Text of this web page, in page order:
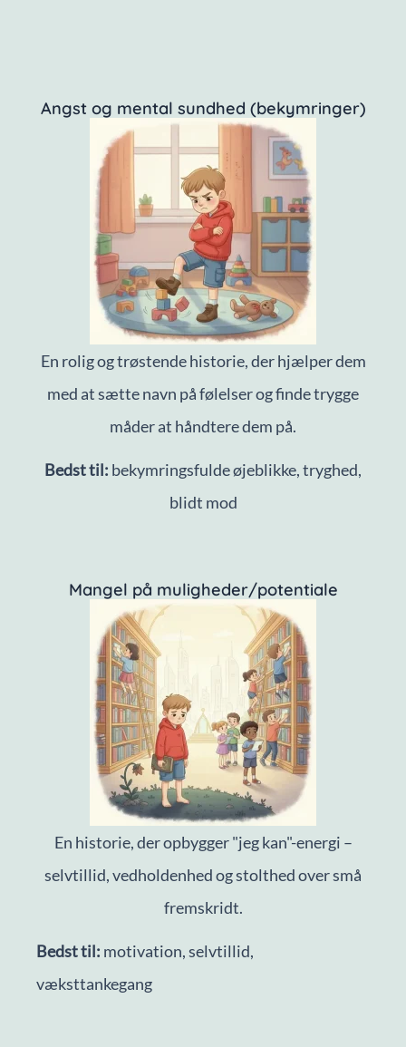
Angst og mental sundhed (bekymringer)
En rolig og trøstende historie, der hjælper dem
med at sætte navn på følelser og finde trygge
måder at håndtere dem på.
Bedst til: bekymringsfulde øjeblikke, tryghed,
blidt mod
Mangel på muligheder/potentiale
En historie, der opbygger "jeg kan"-energi –
selvtillid, vedholdenhed og stolthed over små
fremskridt.
Bedst til: motivation, selvtillid,
væksttankegang